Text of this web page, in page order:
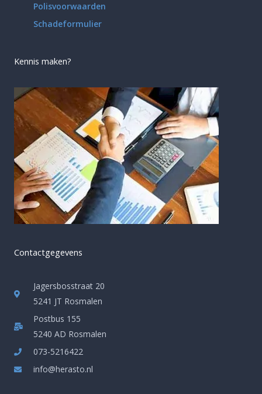
Polisvoorwaarden
Schadeformulier
Kennis maken?
Contactgegevens
Jagersbosstraat 20
5241 JT Rosmalen
Postbus 155
5240 AD Rosmalen
073-5216422
info@herasto.nl